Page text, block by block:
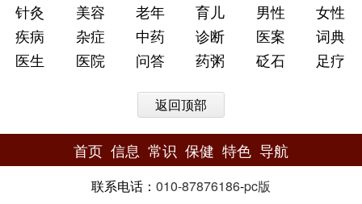
针灸
美容 老年 育儿 男性
女性
疾病
杂症 中药 诊断 医案
词典
医生
医院 问答 药粥 砭石 足疗
返回顶部
首页 信息 常识 保健 特色 导航
联系电话： 010-87876186-pc版